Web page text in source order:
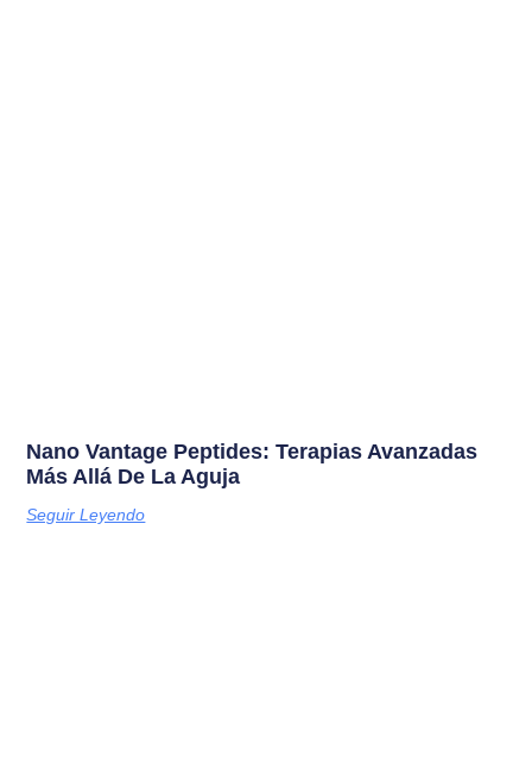
Nano Vantage Peptides: Terapias Avanzadas
Más Allá De La Aguja
Seguir Leyendo